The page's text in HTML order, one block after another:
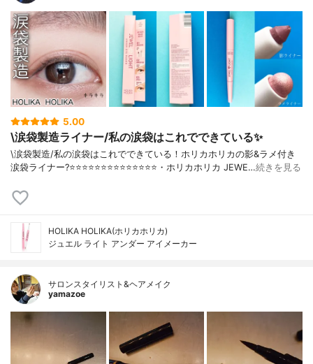
5.00
\涙袋製造ライナー/私の涙袋はこれでできている✨
\涙袋製造/私の涙袋はこれでできている！ホリカホリカの影&ラメ付き
涙袋ライナー?⭐️⭐️⭐️⭐️⭐️⭐️⭐️⭐️⭐️⭐️⭐️⭐️⭐️⭐️・ホリカホリカ JEWE…続きを見る
HOLIKA HOLIKA(ホリカホリカ)
ジュエル ライト アンダー アイメーカー
サロンスタイリスト&ヘアメイク
yamazoe